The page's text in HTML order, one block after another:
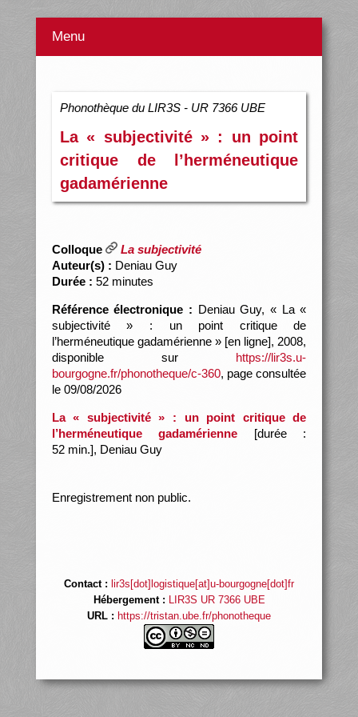
Menu
Phonothèque du LIR3S - UR 7366 UBE
La « subjectivité » : un point
critique de l’herméneutique
gadamérienne
Colloque
La subjectivité
Auteur(s) : Deniau Guy
Durée : 52 minutes
Référence électronique : Deniau Guy, « La «
subjectivité » : un point critique de
l’herméneutique gadamérienne » [en ligne], 2008,
disponible sur https://lir3s.u-
bourgogne.fr/phonotheque/c-360, page consultée
le 09/08/2026
La « subjectivité » : un point critique de
l’herméneutique gadamérienne [durée :
52 min.], Deniau Guy
Enregistrement non public.
Contact : lir3s[dot]logistique[at]u-bourgogne[dot]fr
Hébergement : LIR3S UR 7366 UBE
URL : https://tristan.ube.fr/phonotheque